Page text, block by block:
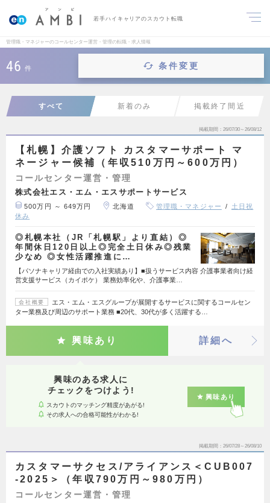
若手ハイキャリアのスカウト転職
管理職・マネジャーのコールセンター運営・管理の転職・求人情報
46 件 条件変更
すべて 新着のみ 掲載終了間近
掲載期間 26/07/30～26/08/12
【札幌】介護ソフト カスタマーサポート マ
ネージャー候補（年収510万円～600万円）
コールセンター運営・管理
株式会社エス・エム・エスサポートサービス
500万円 ～ 649万円 北海道 管理職・マネジャー
土日祝
休み
◎札幌本社（JR「札幌駅」より直結）◎
年間休日120日以上◎完全土日休み◎残業
少なめ ◎女性活躍推進に…
【パソナキャリア経由での入社実績あり】■扱うサービス内容 介護事業者向け経
営支援サービス（カイポケ） 業務効率化や、介護事業…
会社概要
エス・エム・エスグループが展開するサービスに関するコールセン
ター業務及び周辺のサポート業務 ■20代、30代が多く活躍する…
興味あり 詳細へ
興味のある求人に
チェックをつけよう!
スカウトのマッチング精度があがる!
その求人への合格可能性がわかる!
興味あり
掲載期間 26/07/28～26/08/10
カスタマーサクセス/アライアンス＜CUB007
-2025＞（年収790万円～980万円）
コールセンター運営・管理